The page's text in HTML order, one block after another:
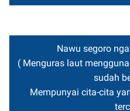
Nawu segoro
( Menguras laut
sudah
Mempunyai cita-cita